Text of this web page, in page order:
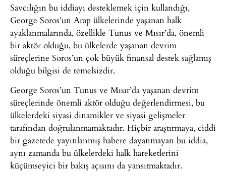
Savcılığın bu iddiayı desteklemek için kullandığı,
George Soros’un Arap ülkelerinde yaşanan halk
ayaklanmalarında, özellikle Tunus ve Mısır’da, önemli
bir aktör olduğu, bu ülkelerde yaşanan devrim
süreçlerine Soros’un çok büyük finansal destek sağlamış
olduğu bilgisi de temelsizdir.
George Soros’un Tunus ve Mısır’da yaşanan devrim
süreçlerinde önemli aktör olduğu değerlendirmesi, bu
ülkelerdeki siyasi dinamikler ve siyasi gelişmeler
tarafından doğrulanmamaktadır. Hiçbir araştırmaya, ciddi
bir gazetede yayınlanmış habere dayanmayan bu iddia,
aynı zamanda bu ülkelerdeki halk hareketlerini
küçümseyici bir bakış açısını da yansıtmaktadır.